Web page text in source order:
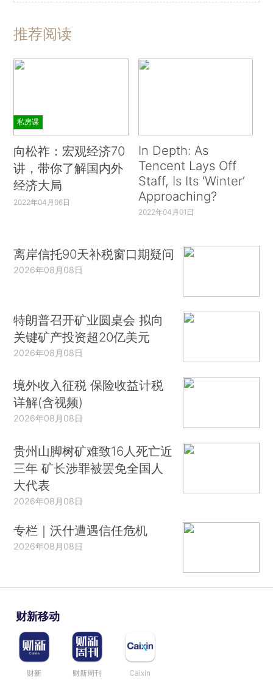
推荐阅读
私房课
向松祚：宏观经济70
讲，带你了解国内外
经济大局
2022年04月06日
In Depth: As
Tencent Lays Off
Staff, Is Its ‘Winter’
Approaching?
2022年04月01日
离岸信托90天补税窗口期疑问
2026年08月08日
特朗普召开矿业圆桌会 拟向
关键矿产投资超20亿美元
2026年08月08日
境外收入征税 保险收益计税
详解(含视频)
2026年08月08日
贵州山脚树矿难致16人死亡近
三年 矿长涉罪被罢免全国人
大代表
2026年08月08日
专栏｜沃什遭遇信任危机
2026年08月08日
财新移动
财新 财新周刊 Caixin